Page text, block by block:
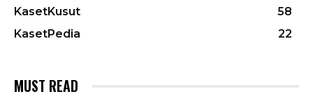
KasetKusut
58
KasetPedia
22
MUST READ